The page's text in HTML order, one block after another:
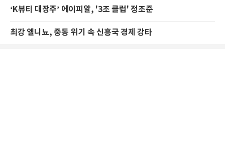
‘K뷰티 대장주’ 에이피알, '3조 클럽' 정조준
최강 엘니뇨, 중동 위기 속 신흥국 경제 강타